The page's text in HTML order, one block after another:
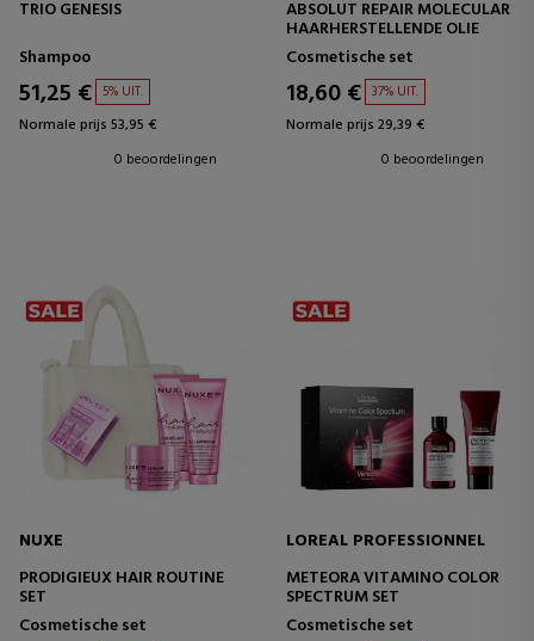
TRIO GENESIS
Shampoo
51,25 € 5% UIT.
Normale prijs 53,95 €
0 beoordelingen
ABSOLUT REPAIR MOLECULAR
HAARHERSTELLENDE OLIE
Cosmetische set
18,60 € 37% UIT.
Normale prijs 29,39 €
0 beoordelingen
NUXE
PRODIGIEUX HAIR ROUTINE
SET
Cosmetische set
LOREAL PROFESSIONNEL
METEORA VITAMINO COLOR
SPECTRUM SET
Cosmetische set